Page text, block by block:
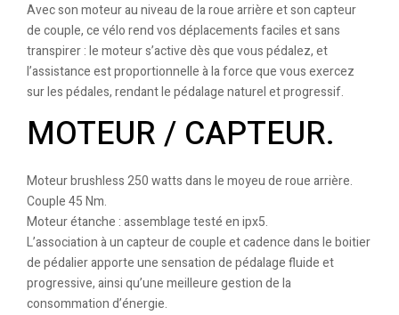
Avec son moteur au niveau de la roue arrière et son capteur
de couple, ce vélo rend vos déplacements faciles et sans
transpirer : le moteur s’active dès que vous pédalez, et
l’assistance est proportionnelle à la force que vous exercez
sur les pédales, rendant le pédalage naturel et progressif.
MOTEUR / CAPTEUR.
Moteur brushless 250 watts dans le moyeu de roue arrière.
Couple 45 Nm.
Moteur étanche : assemblage testé en ipx5.
L’association à un capteur de couple et cadence dans le boitier
de pédalier apporte une sensation de pédalage fluide et
progressive, ainsi qu’une meilleure gestion de la
consommation d’énergie.